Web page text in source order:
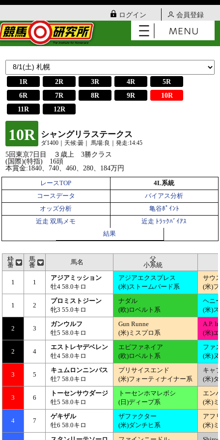
ログイン 会員登録
1R 2R 3R 4R
5R
6R
7R 8R 9R
10R
11R
12R
10R シャングリラステークス
ダ1400｜天候:曇｜ 馬場:良｜発走:14:45
5回東京7日目 ３歳上 3勝クラス
(国際)(特指) 16頭
本賞金:1840、740、460、280、184万円
レースTOP
4L系統
コースデータ
バイアス分析
オッズ分析
亀谷ﾎﾟｲﾝﾄ
近走 双馬メモ
近走 ﾄﾗｯｸﾊﾞｲｱｽ
結果
枠
番
馬
番
馬名
父
小系統
1 1
アジアミッション
牡4 58.0キロ
アジアエクスプレス
(米)ストームバード系
サウ
(米)
1 2
プロミストジーン
牝3 55.0キロ
ナダル
(欧)ロベルト系
ヘニ
(米)
2 3
ガンウルフ
牡5 58.0キロ
Gun Runne
(米)ミスプロ系
A.P.
(米)
2 4
エストレヤデベレン
牡4 58.0キロ
エピファネイア
(欧)ロベルト系
ファ
(米)
3 5
キュムロンニンバス
牡7 58.0キロ
プリサイスエンド
(米)フォーティナイナー系
キャ
(米)
3 6
トーセンサウダージ
牡5 58.0キロ
トーセンホマレボシ
(日)ディープ系
エン
(米)
4 7
ゲキザル
牡6 58.0キロ
ザファクター
(米)ダンチヒ系
アフ
(米)